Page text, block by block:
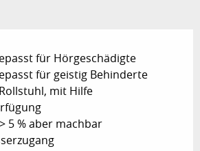
für Hörgeschädigte
für geistig Behinderte
mit Hilfe
5 % aber machbar